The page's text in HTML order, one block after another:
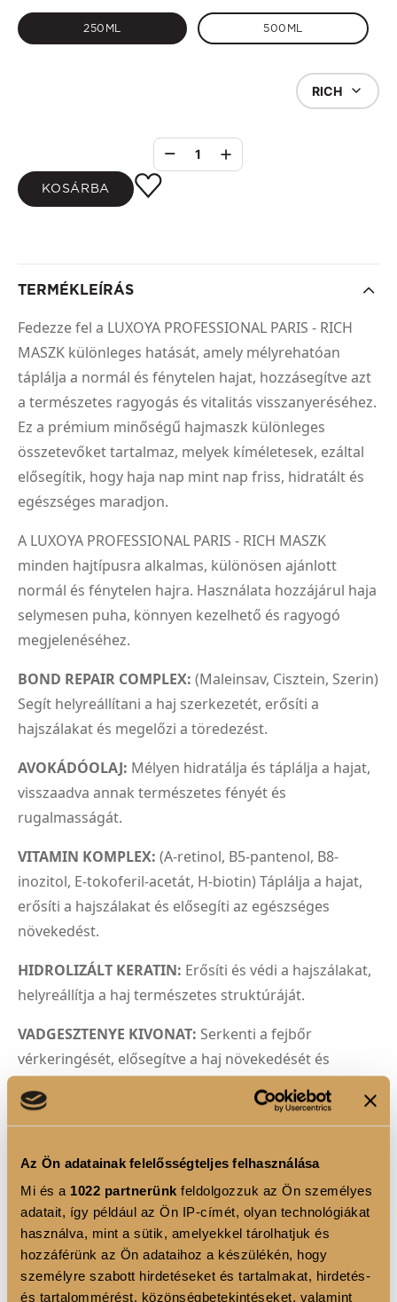
Az Ön adatainak felelősségteljes felhasználása
Mi és a 1022 partnerünk feldolgozzuk az Ön személyes
adatait, így például az Ön IP-címét, olyan technológiákat
használva, mint a sütik, amelyekkel tárolhatjuk és
hozzáférünk az Ön adataihoz a készülékén, hogy
személyre szabott hirdetéseket és tartalmakat, hirdetés-
és tartalommérést, közönségbetekintéseket, valamint
250ML 500ML
RICH
1
KOSÁRBA
TERMÉKLEÍRÁS
Fedezze fel a LUXOYA PROFESSIONAL PARIS - RICH
MASZK különleges hatását, amely mélyrehatóan
táplálja a normál és fénytelen hajat, hozzásegítve azt
a természetes ragyogás és vitalitás visszanyeréséhez.
Ez a prémium minőségű hajmaszk különleges
összetevőket tartalmaz, melyek kíméletesek, ezáltal
elősegítik, hogy haja nap mint nap friss, hidratált és
egészséges maradjon.
A LUXOYA PROFESSIONAL PARIS - RICH MASZK
minden hajtípusra alkalmas, különösen ajánlott
normál és fénytelen hajra. Használata hozzájárul haja
selymesen puha, könnyen kezelhető és ragyogó
megjelenéséhez.
BOND REPAIR COMPLEX: (Maleinsav, Cisztein, Szerin)
Segít helyreállítani a haj szerkezetét, erősíti a
hajszálakat és megelőzi a töredezést.
AVOKÁDÓOLAJ: Mélyen hidratálja és táplálja a hajat,
visszaadva annak természetes fényét és
rugalmasságát.
VITAMIN KOMPLEX: (A-retinol, B5-pantenol, B8-
inozitol, E-tokoferil-acetát, H-biotin) Táplálja a hajat,
erősíti a hajszálakat és elősegíti az egészséges
növekedést.
HIDROLIZÁLT KERATIN: Erősíti és védi a hajszálakat,
helyreállítja a haj természetes struktúráját.
VADGESZTENYE KIVONAT: Serkenti a fejbőr
vérkeringését, elősegítve a haj növekedését és
CSIPKEBOGYÓOLAJ:Regeneráló és antioxidáns
BÚZACSÍRAOLAJ:Gazdag vitaminokban és ásványi
anyagokban, táplálja és erősíti a hajat.
Élvezze a professzionális hajápolás luxusát
otthonában a LUXOYA PROFESSIONAL PARIS - RICH